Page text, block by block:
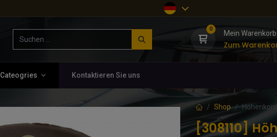
0
Mein Warenkorb
Zum
Cateogries Kontaktieren Sie uns
Shop
[308110]